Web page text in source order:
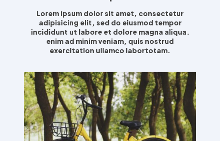
Lorem ipsum dolor sit amet, consectetur
adipisicing elit, sed do eiusmod tempor
incididunt ut labore et dolore magna aliqua.
enim ad minim veniam, quis nostrud
exercitation ullamco labortotam.